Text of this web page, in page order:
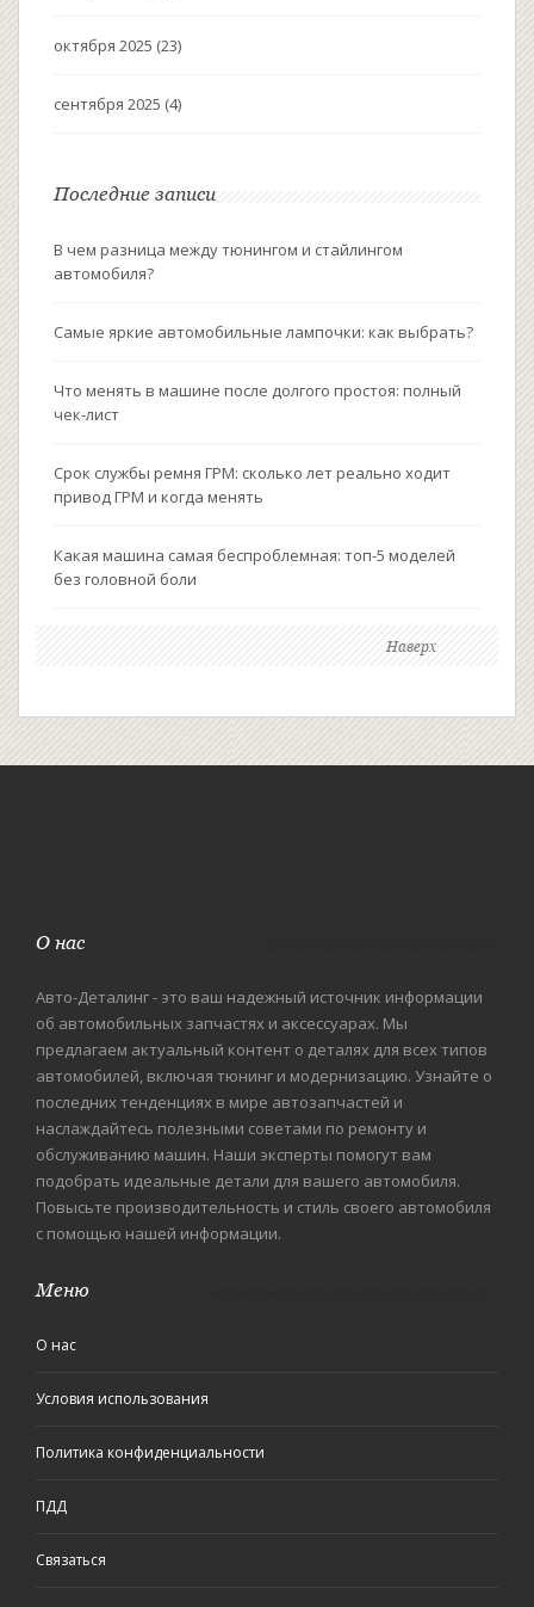
октября 2025 (23)
сентября 2025 (4)
Последние записи
В чем разница между тюнингом и стайлингом
автомобиля?
Самые яркие автомобильные лампочки: как выбрать?
Что менять в машине после долгого простоя: полный
чек-лист
Срок службы ремня ГРМ: сколько лет реально ходит
привод ГРМ и когда менять
Какая машина самая беспроблемная: топ-5 моделей
без головной боли
Наверх
О нас
Авто-Деталинг - это ваш надежный источник информации
об автомобильных запчастях и аксессуарах. Мы
предлагаем актуальный контент о деталях для всех типов
автомобилей, включая тюнинг и модернизацию. Узнайте о
последних тенденциях в мире автозапчастей и
наслаждайтесь полезными советами по ремонту и
обслуживанию машин. Наши эксперты помогут вам
подобрать идеальные детали для вашего автомобиля.
Повысьте производительность и стиль своего автомобиля
с помощью нашей информации.
Меню
О нас
Условия использования
Политика конфиденциальности
ПДД
Связаться